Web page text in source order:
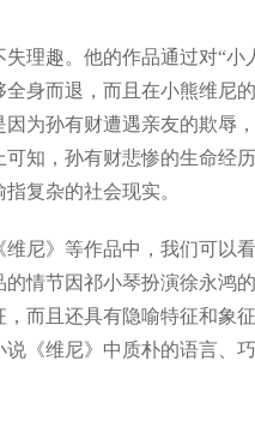
趣。他的作品通过对“小
全身而退，而且在小熊维
为孙有财遭遇亲友的欺辱
知，孙有财悲惨的生命经
复杂的社会现实。
》等作品中，我们可以看
情节因祁小琴扮演徐永鸿
而且还具有隐喻特征和象
《维尼》中质朴的语言、